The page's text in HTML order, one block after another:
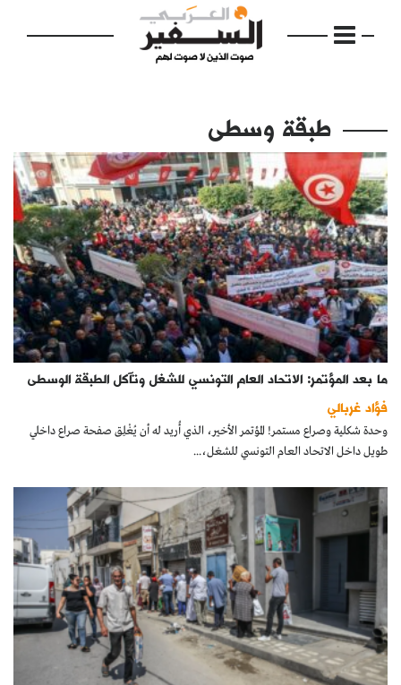
الرئيسية
مواضيع
إفتتاحية
فكرة
دفاتر
بالصورة
كتّابنا
الأرشيف
طبقة وسطى
ما بعد المؤتمر: الاتحاد العام التونسي للشغل وتآكل الطبقة الوسطى
فؤاد غربالي
وحدة شكلية وصراع مستمر! المؤتمر الأخير، الذي أُريد له أن يُغْلِق صفحة صراع داخلي
طويل داخل الاتحاد العام التونسي للشغل،...